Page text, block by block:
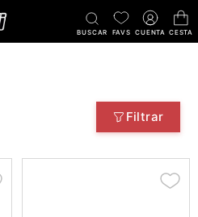
BUSCAR FAVS CUENTA CESTA
Filtrar